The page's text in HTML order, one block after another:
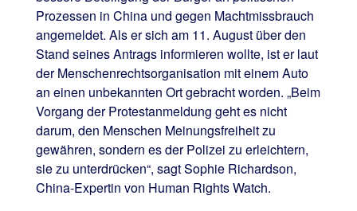
Prozessen in China und gegen Machtmissbrauch
angemeldet. Als er sich am 11. August über den
Stand seines Antrags informieren wollte, ist er laut
der Menschenrechtsorganisation mit einem Auto
an einen unbekannten Ort gebracht worden. „Beim
Vorgang der Protestanmeldung geht es nicht
darum, den Menschen Meinungsfreiheit zu
gewähren, sondern es der Polizei zu erleichtern,
sie zu unterdrücken“, sagt Sophie Richardson,
China-Expertin von Human Rights Watch.